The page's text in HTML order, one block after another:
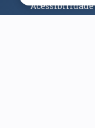
Acessibilidade